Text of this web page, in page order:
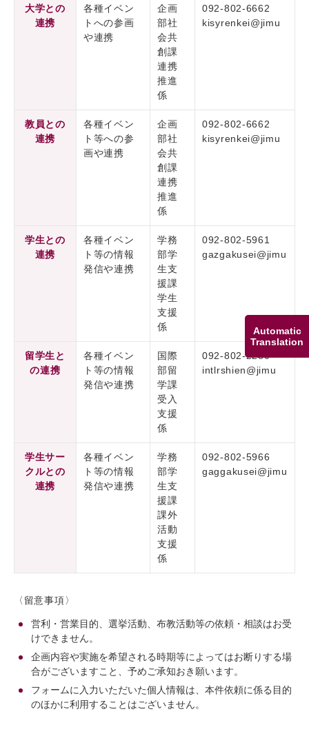
Automatic
Translation
大学との
連携
各種イベン
トへの参画
や連携
企画
部社
会共
創課
連携
推進
係
092-802-6662
kisyrenkei@jimu
教員との
連携
各種イベン
ト等への参
画や連携
企画
部社
会共
創課
連携
推進
係
092-802-6662
kisyrenkei@jimu
学生との
連携
各種イベン
ト等の情報
発信や連携
学務
部学
生支
援課
学生
支援
係
092-802-5961
gazgakusei@jimu
留学生と
の連携
各種イベン
ト等の情報
発信や連携
国際
部留
学課
受入
支援
係
092-802-2280
intlrshien@jimu
学生サー
クルとの
連携
各種イベン
ト等の情報
発信や連携
学務
部学
生支
援課
課外
活動
支援
係
092-802-5966
gaggakusei@jimu
〈留意事項〉
営利・営業目的、選挙活動、布教活動等の依頼・相談はお受
けできません。
企画内容や実施を希望される時期等によってはお断りする場
合がございますこと、予めご承知おき願います。
フォームに入力いただいた個人情報は、本件依頼に係る目的
のほかに利用することはございません。